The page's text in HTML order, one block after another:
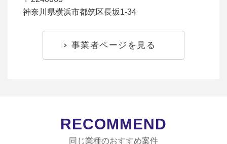
神奈川県横浜市都筑区長坂1-34
事業者ページを見る
RECOMMEND
同じ業種のおすすめ案件